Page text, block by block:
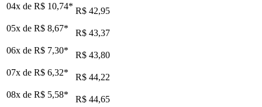
04x de R$ 10,74* R$ 42,95
05x de R$ 8,67*
R$ 43,37
06x de R$ 7,30*
R$ 43,80
07x de R$ 6,32*
R$ 44,22
08x de R$ 5,58*
R$ 44,65